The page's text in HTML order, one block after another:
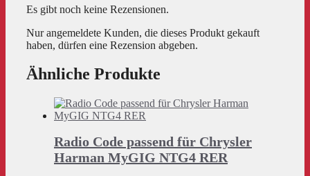
Es gibt noch keine Rezensionen.
Nur angemeldete Kunden, die dieses Produkt gekauft
haben, dürfen eine Rezension abgeben.
Ähnliche Produkte
Radio Code passend für Chrysler
Harman MyGIG NTG4 RER